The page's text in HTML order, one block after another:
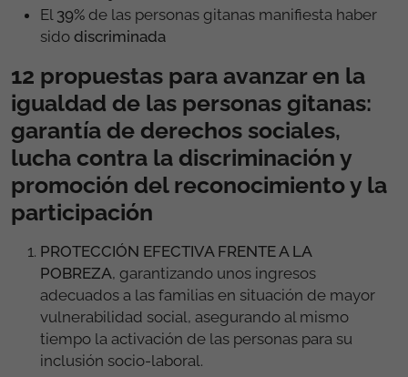
El 39% de las personas gitanas manifiesta haber
sido discriminada
12 propuestas para avanzar en la
igualdad de las personas gitanas:
garantía de derechos sociales,
lucha contra la discriminación y
promoción del reconocimiento y la
participación
PROTECCIÓN EFECTIVA FRENTE A LA
POBREZA, garantizando unos ingresos
adecuados a las familias en situación de mayor
vulnerabilidad social, asegurando al mismo
tiempo la activación de las personas para su
inclusión socio-laboral.